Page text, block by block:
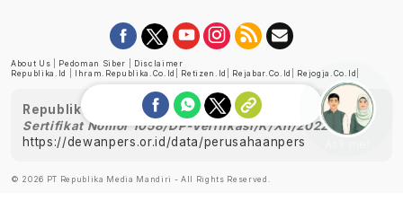
About Us Pedoman Siber
Disclaimer
Republika.id
Ihram.republika.co.id Retizen.id Rejabar.co.id Rejogja.co.id
Republika telah diverifikasi oleh Dewan Pers
Sertifikat Nomor 1058/DP-Verifikasi/K/XII/2022
https://dewanpers.or.id/data/perusahaanpers
© 2026 PT Republika Media Mandiri - All Rights Reserved.